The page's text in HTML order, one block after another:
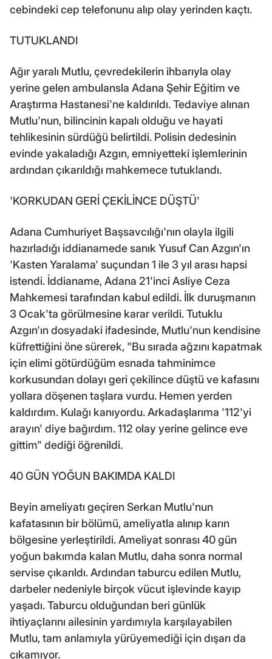
cebindeki cep telefonunu alıp olay yerinden kaçtı.
TUTUKLANDI
Ağır yaralı Mutlu, çevredekilerin ihbarıyla olay
yerine gelen ambulansla Adana Şehir Eğitim ve
Araştırma Hastanesi'ne kaldırıldı. Tedaviye alınan
Mutlu'nun, bilincinin kapalı olduğu ve hayati
tehlikesinin sürdüğü belirtildi. Polisin dedesinin
evinde yakaladığı Azgın, emniyetteki işlemlerinin
ardından çıkarıldığı mahkemece tutuklandı.
'KORKUDAN GERİ ÇEKİLİNCE DÜŞTÜ'
Adana Cumhuriyet Başsavcılığı'nın olayla ilgili
hazırladığı iddianamede sanık Yusuf Can Azgın'ın
'Kasten Yaralama' suçundan 1 ile 3 yıl arası hapsi
istendi. İddianame, Adana 21'inci Asliye Ceza
Mahkemesi tarafından kabul edildi. İlk duruşmanın
3 Ocak'ta görülmesine karar verildi. Tutuklu
Azgın'ın dosyadaki ifadesinde, Mutlu'nun kendisine
küfrettiğini öne sürerek, "Bu sırada ağzını kapatmak
için elimi götürdüğüm esnada tahminimce
korkusundan dolayı geri çekilince düştü ve kafasını
yollara döşenen taşlara vurdu. Hemen yerden
kaldırdım. Kulağı kanıyordu. Arkadaşlarıma '112'yi
arayın' diye bağırdım. 112 olay yerine gelince eve
gittim" dediği öğrenildi.
40 GÜN YOĞUN BAKIMDA KALDI
Beyin ameliyatı geçiren Serkan Mutlu'nun
kafatasının bir bölümü, ameliyatla alınıp karın
bölgesine yerleştirildi. Ameliyat sonrası 40 gün
yoğun bakımda kalan Mutlu, daha sonra normal
servise çıkarıldı. Ardından taburcu edilen Mutlu,
darbeler nedeniyle birçok vücut işlevinde kayıp
yaşadı. Taburcu olduğundan beri günlük
ihtiyaçlarını ailesinin yardımıyla karşılayabilen
Mutlu, tam anlamıyla yürüyemediği için dışarı da
çıkamıyor.